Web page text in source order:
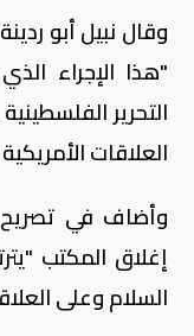
وقال نبيل أبو
"هذا الإجراء
التحرير
العلاقات
وأضاف في تصريح
إغلاق المكتب
السلام وعلى